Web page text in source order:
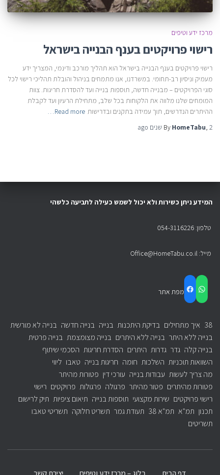
מרכז ידע וטיפים
רישוי פרויקטים בענף הבנייה בישראל
רישוי פרויקטים בענף הבנייה בישראל הוא תהליך מורכב ודינמי, המצריך ידע
מעמיק וניסיון רב-תחומי. במשרדנו, אנו מתמחים בניהול והובלת תהליכי רישוי לכל
סוגי הפרויקטים – מבנייה חדשה, תוספות בנייה ועד להסדרת חריגות. צוות
המומחים שלנו מלווה את הלקוחות בכל שלב, מתחילת הרעיון ועד לקבלת
ההיתרים הנדרשים, תוך עמידה בתקנים ובדרישות Read more…
By HomeTabu, 2 שנים
המידע ניתן כשירות ולא יכול לשמש כעילה לתביעה כלשהי
טלפון: 054-3116226
מייל: Office@HomeTabu.co.il
מפת אתר
38 איך מתחילים בדיקת היתכנות בנייה בנייה חדשה בנייה לא מורשית
בנייה ללא היתר בנייה ללא היתרים בנייה מצומצמת בנייה פרטית
בנייה קלה גדר גדרות היתרים הסדרת חריגות הסכמי שיתוף
השוואות תוכניות השלכות חומה חריגות בנייה טאבו ליווי
מה צריך לעשות עבודות בנייה עורכי דין פטורות מהיתר
פטורות מהיתרים פטור מהיתר פרגולה פרגולות פרויקטים רישוי
רישוי פרויקטים שירות מקצועי תוספות בנייה תיאום ציפיות תיק לרישום
תכנון תמ"א תמ"א 38 תעודת גמר תשריט חלוקה תשריטי טאבו
תשריטים